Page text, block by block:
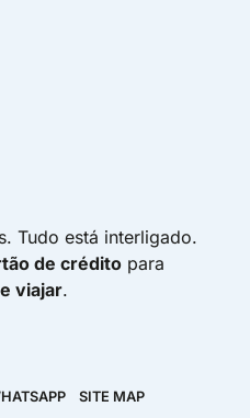
Tudo está interligado.
de crédito para
viajar.
SITE MAP